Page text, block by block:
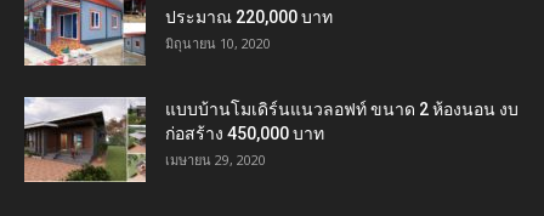
ประมาณ 220,000 บาท
มิถุนายน 10, 2020
แบบบ้านโมเดิร์นแนวลอฟท์ ขนาด 2 ห้องนอน งบ
ก่อสร้าง 450,000 บาท
เมษายน 29, 2020